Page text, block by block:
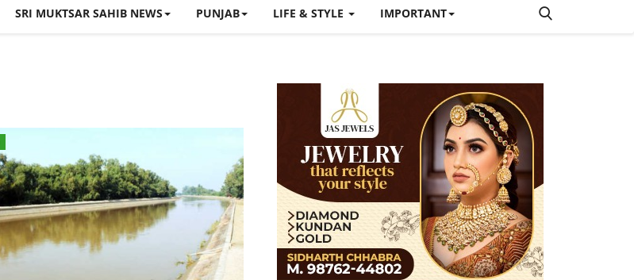
SRI MUKTSAR SAHIB NEWS PUNJAB LIFE & STYLE IMPORTANT